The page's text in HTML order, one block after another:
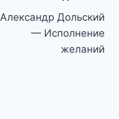
Александр Дольский
— Исполнение
желаний